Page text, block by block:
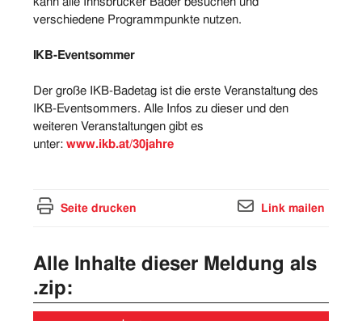
verschiedene Programmpunkte nutzen.
IKB-Eventsommer
Der große IKB-Badetag ist die erste Veranstaltung des
IKB-Eventsommers. Alle Infos zu dieser und den
weiteren Veranstaltungen gibt es
unter: www.ikb.at/30jahre
Seite drucken Link mailen
Alle Inhalte dieser Meldung als
.zip: